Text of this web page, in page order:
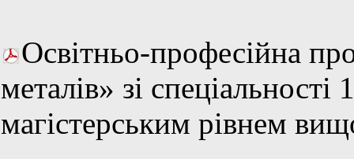
Освітньо-професійна
металів» зі
магістерським рівнем